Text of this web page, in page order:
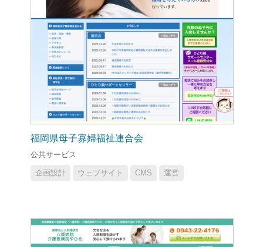
福岡県母子寡婦福祉連合会
公共サービス
企画設計 ウェブサイト CMS 運営